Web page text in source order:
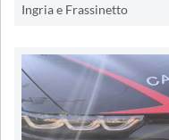
Ingria e Frassinetto